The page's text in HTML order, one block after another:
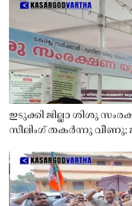
ഇടുക്കി ജില്ലാ ശിശു
സീലിംഗ് തകർന്നു വീണു;